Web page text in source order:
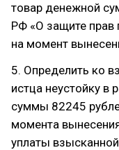
товар денежной
РФ «О защите прав
на момент
5. Определить ко
истца неустойку в
суммы 82245
момента
уплаты